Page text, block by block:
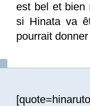
est bel et bien
si Hinata va
pourrait